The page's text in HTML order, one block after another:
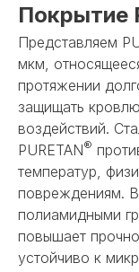
Покрытие
Представляем
мкм,
протяжении
защищать
воздействий.
PURETAN®
температур,
повреждениям.
полиамидными
повышает
устойчиво к